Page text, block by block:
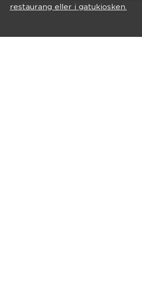
restaurang eller i gatukiosken.